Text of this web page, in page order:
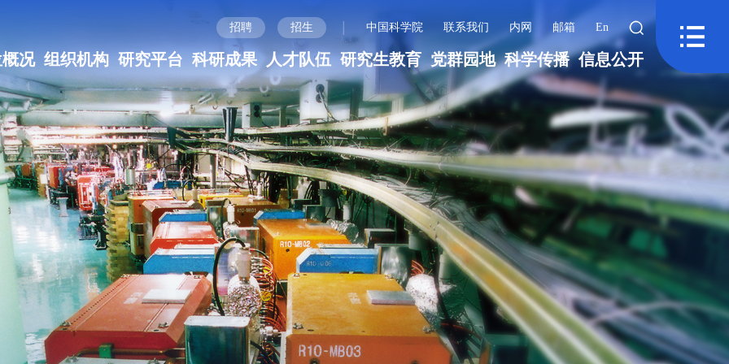
招聘 招生 | 中国科学院 联系我们 内网 邮箱 En
况 组织机构 研究平台 科研成果 人才队伍 研究生教育 党群园地 科学传播 信息公开